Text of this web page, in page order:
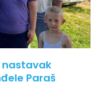
nastavak
Paraš